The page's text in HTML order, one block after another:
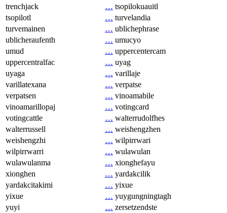
trenchjack
… tsopilokuauitl
tsopilotl
… turvelandia
turvemainen
… ublichephrase
ublicheraufenth
… umucyo
umud
… uppercentercam
uppercentralfac
… uyag
uyaga
… varillaje
varillatexana
… verpatse
verpatsen
… vinoamabile
vinoamarillopaj
… votingcard
votingcattle
… walterrudolfhes
walterrussell
… weishengzhen
weishengzhi
… wilpirrwari
wilpirrwarri
… wulawulan
wulawulanma
… xionghefayu
xionghen
… yardakcilik
yardakcitakimi
… yixue
yixue
… yuygungningtagh
yuyi
… zersetzendste